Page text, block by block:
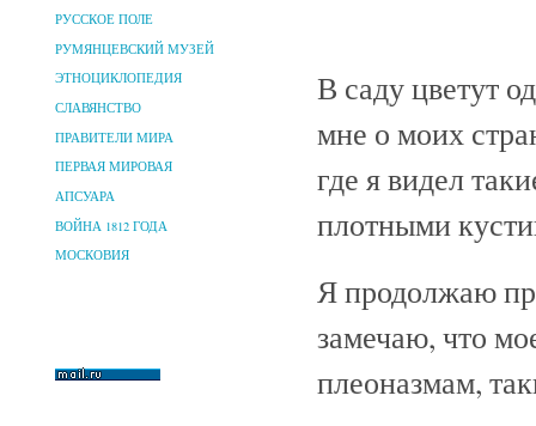
РУССКОЕ ПОЛЕ
РУМЯНЦЕВСКИЙ МУЗЕЙ
ЭТНОЦИКЛОПЕДИЯ
СЛАВЯНСТВО
ПРАВИТЕЛИ МИРА
ПЕРВАЯ МИРОВАЯ
АПСУАРА
ВОЙНА 1812 ГОДА
МОСКОВИЯ
В саду цветут
мне о моих
где я видел
плотными
Я продолжаю
замечаю, что
плеоназмам,